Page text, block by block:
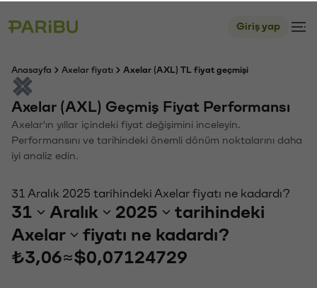
Giriş yap
Anasayfa Axelar fiyatı Axelar (AXL) TL fiyat geçmişi
Axelar (AXL) Geçmiş Fiyat Performansı
Axelar'ın yıllar içindeki fiyat değişimini inceleyin.
Performansını ve tarihindeki önemli dönüm noktalarını daha
iyi analiz edin.
31 Aralık 2025 tarihindeki Axelar fiyatı ne kadardı?
31 Aralık 2025
tarihindeki
Axelar
fiyatı ne kadardı?
₺3,06≈$0,07124729